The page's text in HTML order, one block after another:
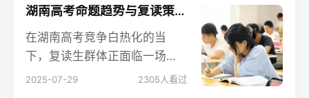
湖南高考命题趋势与复读策略的“时间差”风险
在湖南高考竞争白热化的当
下，复读生群体正面临一场隐
蔽的“时间差”博弈。随着新高考
2025-07-29 2305 人看过